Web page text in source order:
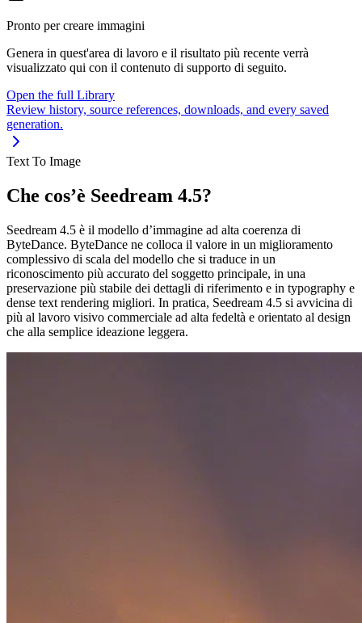
Pronto per creare immagini
Genera in quest'area di lavoro e il risultato più recente verrà
visualizzato qui con il contenuto di supporto di seguito.
Open the full Library
Review history, source references, downloads, and every saved
generation.
Text To Image
Che cos’è Seedream 4.5?
Seedream 4.5 è il modello d’immagine ad alta coerenza di
ByteDance. ByteDance ne colloca il valore in un miglioramento
complessivo di scala del modello che si traduce in un
riconoscimento più accurato del soggetto principale, in una
preservazione più stabile dei dettagli di riferimento e in typography e
dense text rendering migliori. In pratica, Seedream 4.5 si avvicina di
più al lavoro visivo commerciale ad alta fedeltà e orientato al design
che alla semplice ideazione leggera.